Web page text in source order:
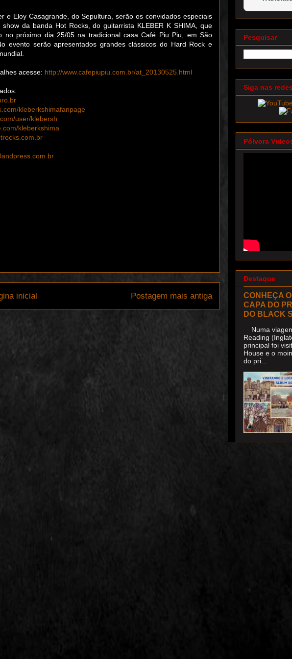
e Eloy Casagrande, do Sepultura, serão os convidados especiais
show da banda Hot Rocks, do guitarrista KLEBER K SHIMA, que
no próximo dia 25/05 na tradicional casa Café Piu Piu, em São
evento serão apresentados grandes clássicos do Hard Rock e
acesse: http://www.cafepiupiu.com.br/at_20130525.html
kleberkshimafanpage
user/klebersh
kleberkshima
Postagem mais antiga
inicial
Pesquisar
Siga nas
Pólvora
Destaque
CONHEÇA
CAPA DO
DO BLACK
Numa
Reading
principal foi
House e o
do pri...